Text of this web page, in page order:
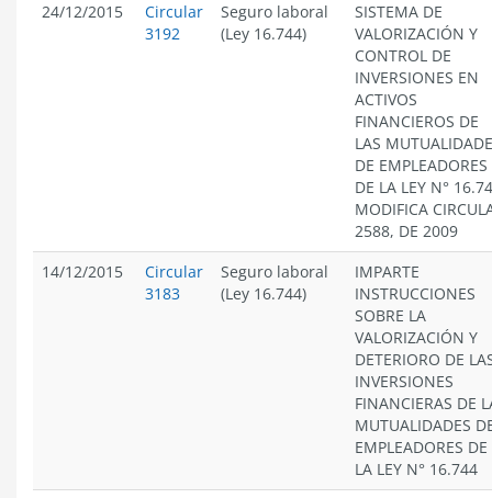
24/12/2015
Circular
3192
Seguro laboral
(Ley 16.744)
SISTEMA DE
VALORIZACIÓN Y
CONTROL DE
INVERSIONES EN
ACTIVOS
FINANCIEROS DE
LAS
DE EMPLEADORES
DE LA LEY N°
MODIFICA
2588, DE 2009
14/12/2015
Circular
3183
Seguro laboral
(Ley 16.744)
IMPARTE
INSTRUCCIONES
SOBRE LA
VALORIZACIÓN Y
DETERIORO DE
INVERSIONES
FINANCIERAS DE
MUTUALIDADES
EMPLEADORES DE
LA LEY N° 16.744